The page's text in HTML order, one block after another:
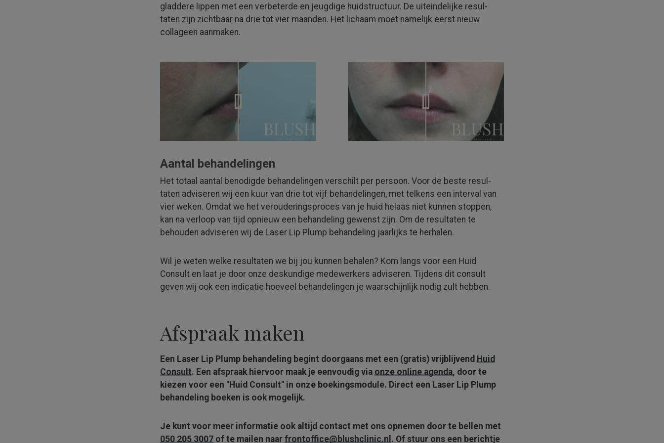
gladdere lippen met een verbeterde en jeugdige huid­structuur. De uit­einde­lijke resul­
taten zijn zichtbaar na drie tot vier maanden. Het lichaam moet namelijk eerst nieuw
collageen aanmaken.
Aantal behandelingen
Het totaal aantal benodigde behande­lingen verschilt per persoon. Voor de beste resul­
taten adviseren wij een kuur van drie tot vijf behande­lingen, met telkens een interval van
vier weken. Omdat we het veroude­rings­proces van je huid helaas niet kunnen stoppen,
kan na verloop van tijd opnieuw een behandeling gewenst zijn. Om de resultaten te
behouden adviseren wij de Laser Lip Plump behandeling jaarlijks te herhalen.
Wil je weten welke resultaten we bij jou kunnen behalen? Kom langs voor een Huid
Consult en laat je door onze deskundige medewerkers adviseren. Tijdens dit consult
geven wij ook een indicatie hoeveel behande­lingen je waarschijn­lijk nodig zult hebben.
Afspraak maken
Een Laser Lip Plump behandeling begint doorgaans met een (gratis) vrij­blijvend Huid
Consult. Een afspraak hiervoor maak je eenvoudig via onze online agenda, door te
kiezen voor een "Huid Consult" in onze boekings­module. Direct een Laser Lip Plump
behandeling boeken is ook mogelijk.
Je kunt voor meer informatie ook altijd contact met ons opnemen door te bellen met
050 205 3007 of te mailen naar frontoffice­@blushclinic.nl . Of stuur ons een berichtje